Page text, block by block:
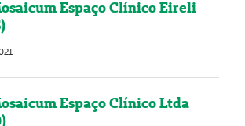
Espaço Clínico Eireli
Espaço Clínico Ltda